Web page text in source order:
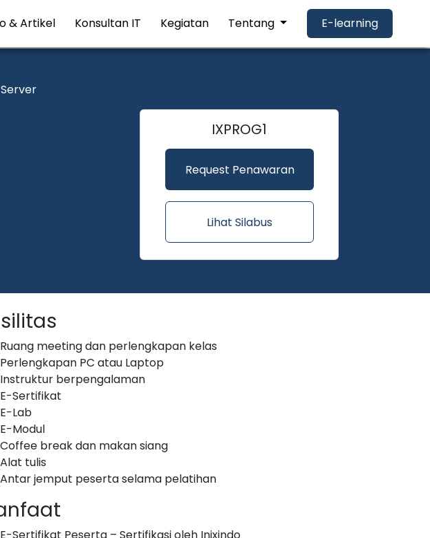
& Artikel Konsultan IT Kegiatan Tentang E-learning
IXPROG1
Request Penawaran
Lihat Silabus
Ruang meeting dan perlengkapan kelas
Perlengkapan PC atau Laptop
Instruktur berpengalaman
E-Sertifikat
E-Lab
E-Modul
Coffee break dan makan siang
Alat tulis
Antar jemput peserta selama pelatihan